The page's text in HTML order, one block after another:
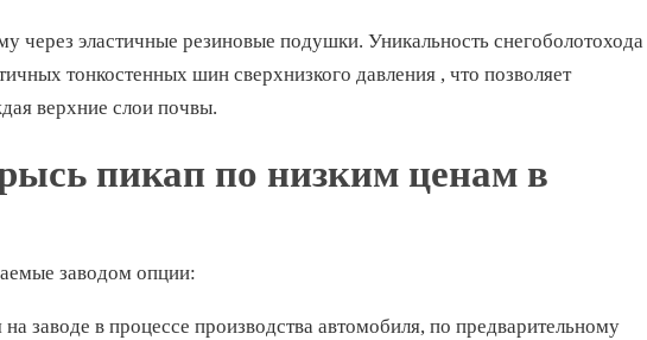
через эластичные резиновые подушки. Уникальность снегоболотохода
тонкостенных шин сверхнизкого давления , что позволяет
верхние слои почвы.
пикап по низким ценам в
заводом опции:
заводе в процессе производства автомобиля, по предварительному